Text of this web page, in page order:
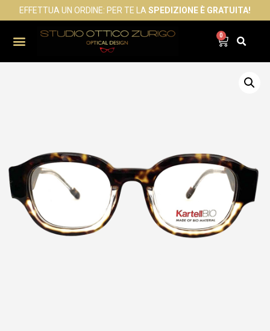
EFFETTUA UN ORDINE: PER TE LA SPEDIZIONE È GRATUITA!
0